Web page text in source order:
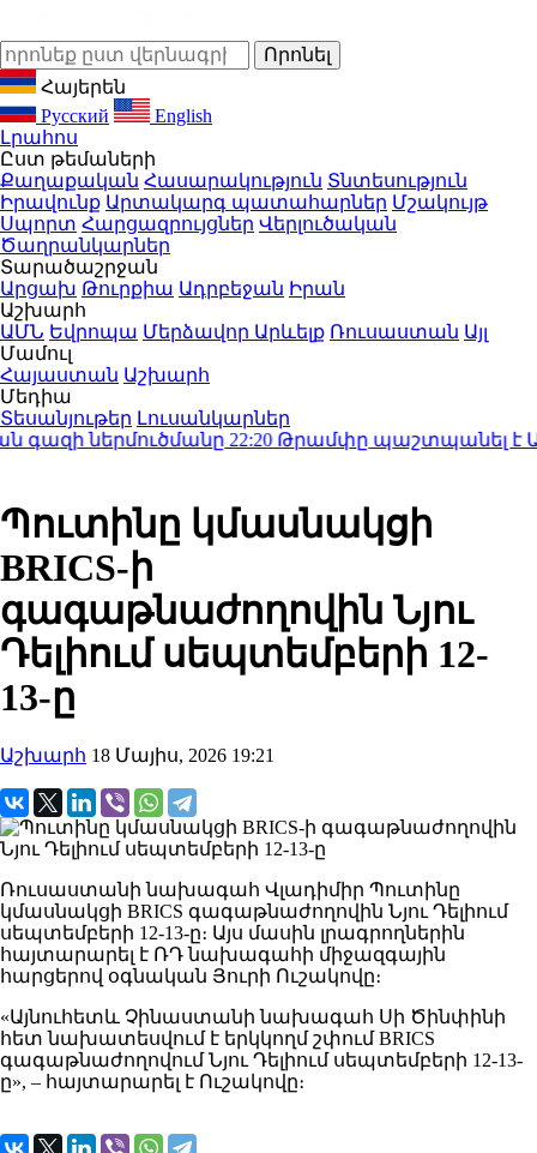
Հայերեն
Русский
English
Լրահոս
Ըստ թեմաների
Քաղաքական Հասարակություն Տնտեսություն
Իրավունք Արտակարգ պատահարներ Մշակույթ
Սպորտ Հարցազրույցներ Վերլուծական
Ծաղրանկարներ
Տարածաշրջան
Արցախ Թուրքիա Ադրբեջան Իրան
Աշխարհ
ԱՄՆ Եվրոպա Մերձավոր Արևելք Ռուսաստան Այլ
Մամուլ
Հայաստան Աշխարհ
Մեդիա
Տեսանյութեր Լուսանկարներ
ներմուծմանը22:20Թրամփը պաշտպանել է
Պուտինը կմասնակցի
BRICS-ի
գագաթնաժողովին Նյու
Դելիում սեպտեմբերի 12-
13-ը
Աշխարհ 18 Մայիս, 2026 19:21
Ռուսաստանի նախագահ Վլադիմիր Պուտինը
կմասնակցի BRICS գագաթնաժողովին Նյու Դելիում
սեպտեմբերի 12-13-ը։ Այս մասին լրագրողներին
հայտարարել է ՌԴ նախագահի միջազգային
հարցերով օգնական Յուրի Ուշակովը։
«Այնուհետև Չինաստանի նախագահ Սի Ծինփինի
հետ նախատեսվում է երկկողմ շփում BRICS
գագաթնաժողովում Նյու Դելիում սեպտեմբերի 12-13-
ը», – հայտարարել է Ուշակովը։